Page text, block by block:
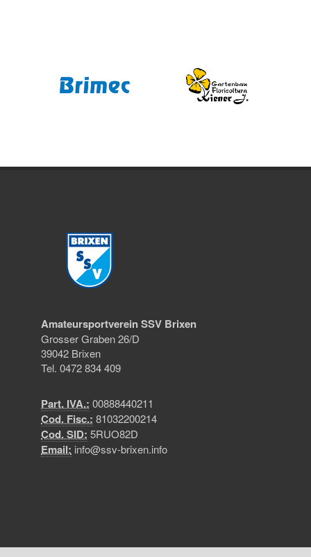
Amateursportverein SSV Brixen
Grosser Graben 26/D
39042 Brixen
Tel. 0472 834 409
Part. IVA.: 00888440211
Cod. Fisc.: 81032200214
Cod. SID: 5RUO82D
Email: info@ssv-brixen.info